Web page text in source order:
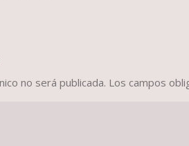
no será publicada. Los campos